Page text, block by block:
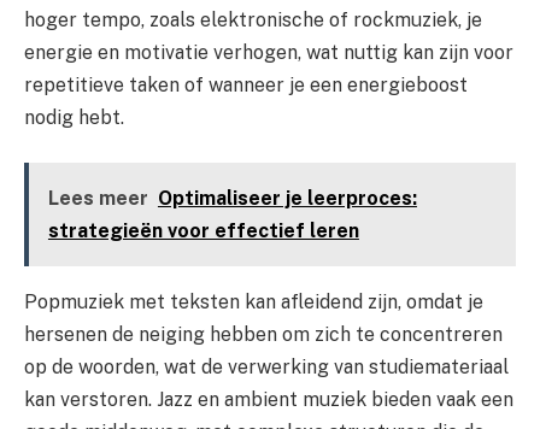
hoger tempo, zoals elektronische of rockmuziek, je
energie en motivatie verhogen, wat nuttig kan zijn voor
repetitieve taken of wanneer je een energieboost
nodig hebt.
Lees meer Optimaliseer je leerproces:
strategieën voor effectief leren
Popmuziek met teksten kan afleidend zijn, omdat je
hersenen de neiging hebben om zich te concentreren
op de woorden, wat de verwerking van studiemateriaal
kan verstoren. Jazz en ambient muziek bieden vaak een